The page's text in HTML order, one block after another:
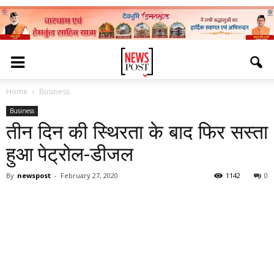
Home Business
Business
तीन दिन की स्थिरता के बाद फिर सस्ता
हुआ पेट्रोल-डीजल
By newspost - February 27, 2020 0
1142